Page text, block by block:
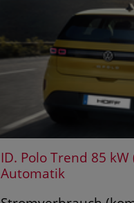
ID. Polo Trend 85 kW
Automatik